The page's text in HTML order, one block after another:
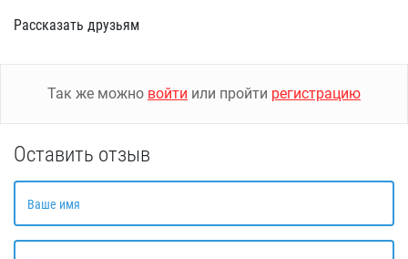
Рассказать друзьям
Так же можно войти или пройти регистрацию
Оставить отзыв
Ваше имя